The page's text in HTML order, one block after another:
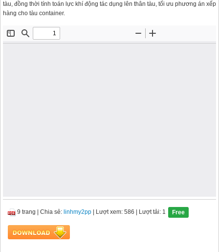
tàu, đồng thời tính toán lực khí động tác dụng lên thân tàu, tối ưu phương án xếp
hàng cho tàu container.
9 trang Chia sẻ: linhmy2pp | Lượt xem: 586 | Lượt tải: 1 Free